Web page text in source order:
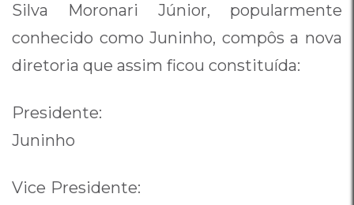
Silva Moronari Júnior, popularmente
conhecido como Juninho, compôs a nova
diretoria que assim ficou constituída:
Presidente:
Juninho
Vice Presidente: